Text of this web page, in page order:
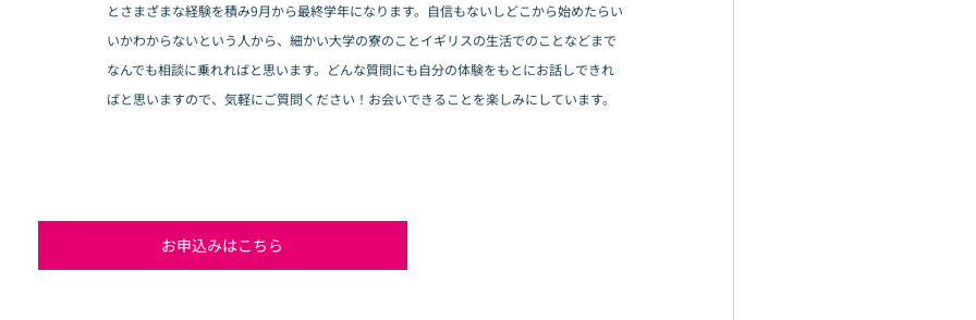
とさまざまな経験を積み9月から最終学年になります。自信もないしどこから始めたらい
いかわからないという人から、細かい大学の寮のことイギリスの生活でのことなどまで
なんでも相談に乗れればと思います。どんな質問にも自分の体験をもとにお話しできれ
ばと思いますので、気軽にご質問ください！お会いできることを楽しみにしています。
お申込みはこちら